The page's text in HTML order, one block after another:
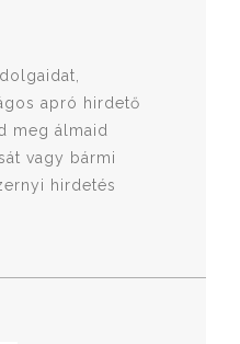
apró hirdető
meg álmaid
vagy bármi
hirdetés